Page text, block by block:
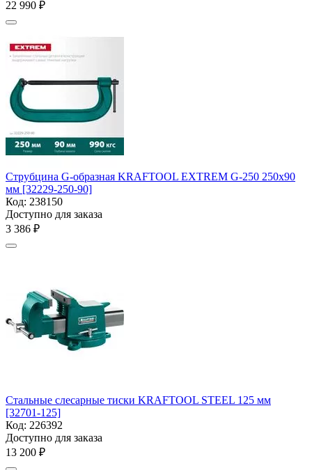
22 990 ₽
Струбцина G-образная KRAFTOOL EXTREM G-250 250х90
мм [32229-250-90]
Код: 238150
Доступно для заказа
3 386 ₽
Стальные слесарные тиски KRAFTOOL STEEL 125 мм
[32701-125]
Код: 226392
Доступно для заказа
13 200 ₽